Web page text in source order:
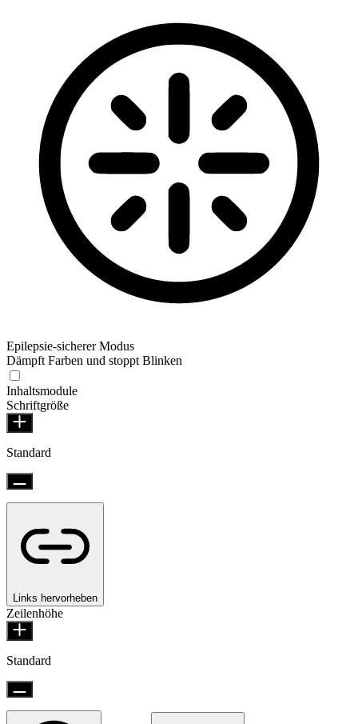
Epilepsie-sicherer Modus
Dämpft Farben und stoppt Blinken
Inhaltsmodule
Schriftgröße
Standard
Links hervorheben
Zeilenhöhe
Standard